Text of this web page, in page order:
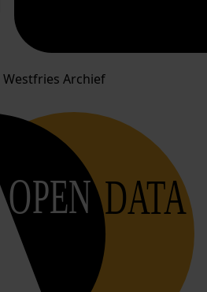
Archief
OPEN DATA